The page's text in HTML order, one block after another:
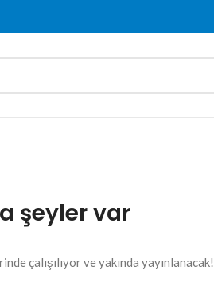
şeyler var
çalışılıyor ve yakında yayınlanacak!